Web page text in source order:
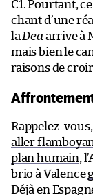
C1. Pourtant,
chant d’une
la Dea arrive à
mais bien le
raisons de
Rappelez-
aller
plan humain,
brio à Valence
Déjà en